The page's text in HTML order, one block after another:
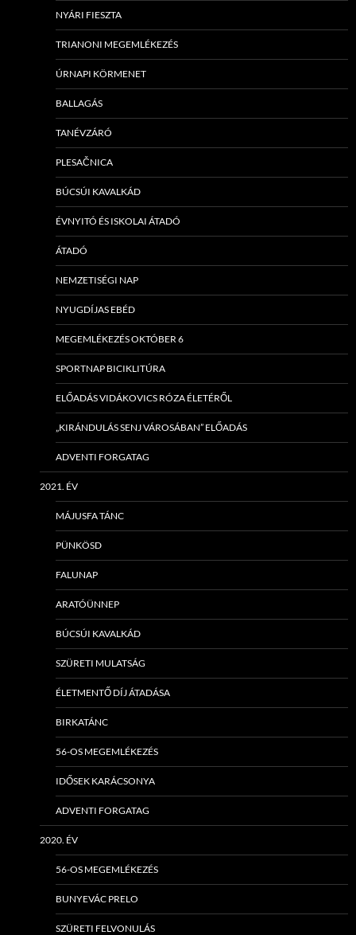
NYÁRI FIESZTA
TRIANONI MEGEMLÉKEZÉS
ÚRNAPI KÖRMENET
BALLAGÁS
TANÉVZÁRÓ
PLESAČNICA
BÚCSÚI KAVALKÁD
ÉVNYITÓ ÉS ISKOLAI ÁTADÓ
ÁTADÓ
NEMZETISÉGI NAP
NYUGDÍJAS EBÉD
MEGEMLÉKEZÉS OKTÓBER 6
SPORTNAP BICIKLITÚRA
ELŐADÁS VIDÁKOVICS RÓZA ÉLETÉRŐL
„KIRÁNDULÁS SENJ VÁROSÁBAN” ELŐADÁS
ADVENTI FORGATAG
2021. ÉV
MÁJUSFA TÁNC
PÜNKÖSD
FALUNAP
ARATÓÜNNEP
BÚCSÚI KAVALKÁD
SZÜRETI MULATSÁG
ÉLETMENTŐ DÍJ ÁTADÁSA
BIRKATÁNC
56-OS MEGEMLÉKEZÉS
IDŐSEK KARÁCSONYA
ADVENTI FORGATAG
2020. ÉV
56-OS MEGEMLÉKEZÉS
BUNYEVÁC PRELO
SZÜRETI FELVONULÁS